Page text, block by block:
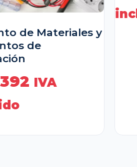
de Materiales y
de
IVA